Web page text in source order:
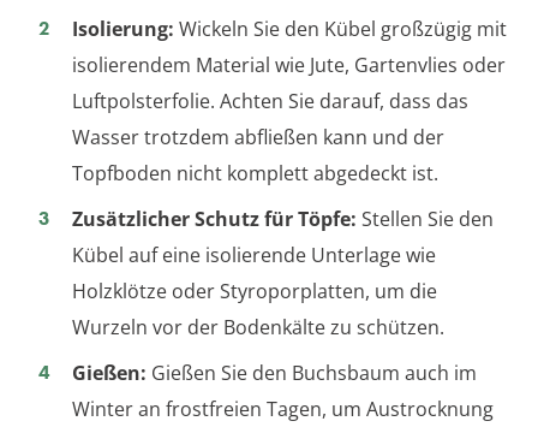
Isolierung: Wickeln Sie den Kübel großzügig mit
isolierendem Material wie Jute, Gartenvlies oder
Luftpolsterfolie. Achten Sie darauf, dass das
Wasser trotzdem abfließen kann und der
Topfboden nicht komplett abgedeckt ist.
Zusätzlicher Schutz für Töpfe: Stellen Sie den
Kübel auf eine isolierende Unterlage wie
Holzklötze oder Styroporplatten, um die
Wurzeln vor der Bodenkälte zu schützen.
Gießen: Gießen Sie den Buchsbaum auch im
Winter an frostfreien Tagen, um Austrocknung